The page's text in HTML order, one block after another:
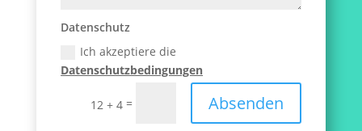
Datenschutz
Ich akzeptiere die
Datenschutzbedingungen
12 + 4 = Absenden